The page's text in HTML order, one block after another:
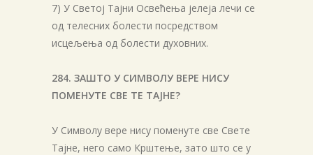
7) У Светој Тајни Освећења јелеја лечи се
од телесних болести посредством
исцељења од болести духовних.
284. ЗАШТО У СИМВОЛУ ВЕРЕ НИСУ
ПОМЕНУТЕ СВЕ ТЕ ТАЈНЕ?
У Символу вере нису поменуте све Свете
Тајне, него само Крштење, зато што се у